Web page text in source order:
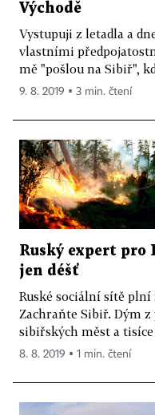
Východě
Vystupuji z letadla a
vlastními
mě "pošlou na Sibiř",
9. 8. 2019 ▪ 3 min. čtení
Ruský expert pro
jen déšť
Ruské sociální sítě
Zachraňte Sibiř. Dým
sibiřských měst a
8. 8. 2019 ▪ 1 min. čtení